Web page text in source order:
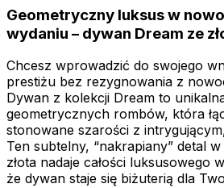
Geometryczny luksus w
wydaniu – dywan Dream ze
Chcesz wprowadzić do swojego
prestiżu bez rezygnowania z
Dywan z kolekcji Dream to
geometrycznych rombów, która
stonowane szarości z
Ten subtelny, “nakrapiany” detal
złota nadaje całości luksusowego
że dywan staje się biżuterią dla